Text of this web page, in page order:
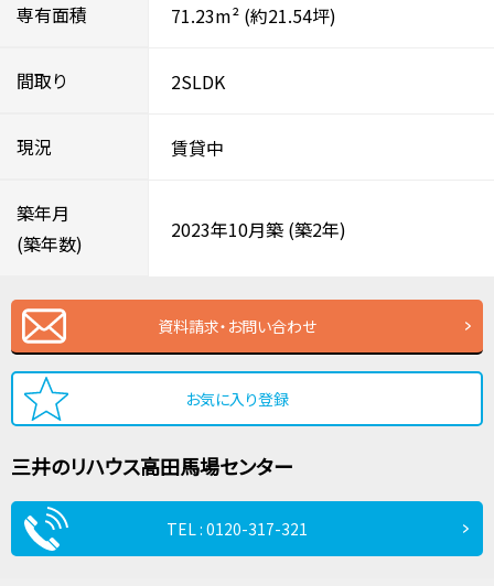
専有面積 71.23m² (約21.54坪)
間取り 2SLDK
現況 賃貸中
築年月
(築年数)
2023年10月築 (築2年)
資料請求・お問い合わせ
お気に入り登録
三井のリハウス高田馬場センター
TEL : 0120-317-321